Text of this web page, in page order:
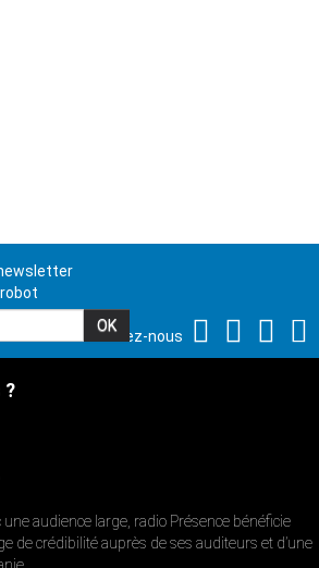
Suivez-nous
?
audience large, radio Présence bénéficie
de crédibilité auprès de ses auditeurs et d’une